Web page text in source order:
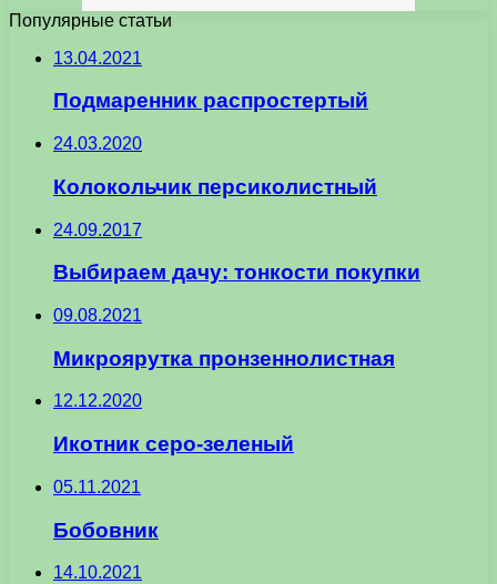
Популярные статьи
13.04.2021
Подмаренник распростертый
24.03.2020
Колокольчик персиколистный
24.09.2017
Выбираем дачу: тонкости покупки
09.08.2021
Микроярутка пронзеннолистная
12.12.2020
Икотник серо-зеленый
05.11.2021
Бобовник
14.10.2021